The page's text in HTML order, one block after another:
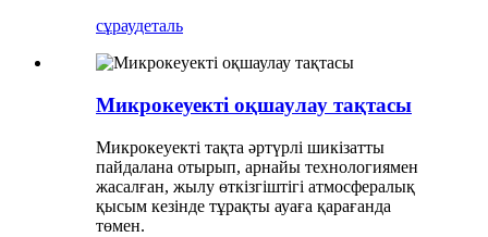
сұраудеталь
Микрокеуекті оқшаулау тақтасы
Микрокеуекті тақта әртүрлі шикізатты
пайдалана отырып, арнайы технологиямен
жасалған, жылу өткізгіштігі атмосфералық
қысым кезінде тұрақты ауаға қарағанда
төмен.